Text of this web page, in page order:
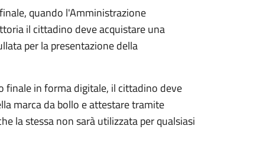
quando l'Amministrazione
il cittadino deve acquistare una
per la presentazione della
finale in forma digitale, il cittadino deve
marca da bollo e attestare tramite
la stessa non sarà utilizzata per qualsiasi